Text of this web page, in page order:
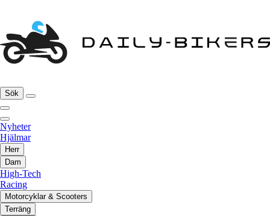
Sök
Nyheter
Hjälmar
Herr
Dam
High-Tech
Racing
Motorcyklar & Scooters
Terräng